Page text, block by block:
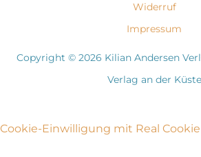
Widerruf
Impressum
Copyright © 2026 Kilian Andersen
Verlag an der Küste
Cookie-Einwilligung mit Real